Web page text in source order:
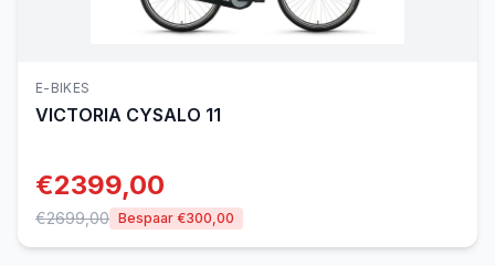
E-BIKES
VICTORIA CYSALO 11
€2399,00
€2699,00 Bespaar €300,00